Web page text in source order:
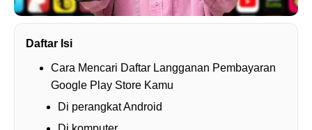
Daftar Isi
Cara Mencari Daftar Langganan Pembayaran
Google Play Store Kamu
Di perangkat Android